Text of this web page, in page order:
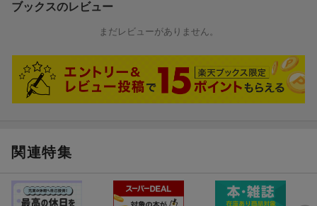
ブックスのレビュー
まだレビューがありません。
関連特集